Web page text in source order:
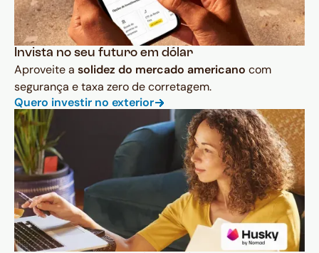
Invista no seu futuro em dólar
Aproveite a solidez do mercado americano com
segurança e taxa zero de corretagem.
Quero investir no exterior